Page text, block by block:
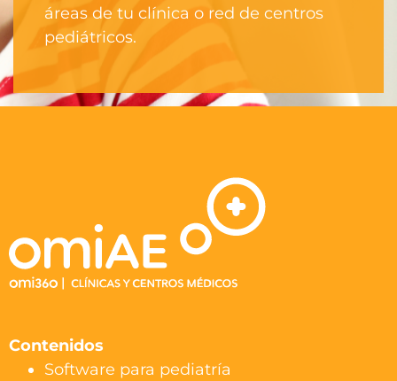
áreas de tu clínica o red de centros
pediátricos.
Contenidos
Software para pediatría